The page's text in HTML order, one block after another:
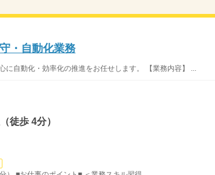
・自動化業務
に自動化・効率化の推進をお任せします。 【業務内容】 ...
徒歩 4分）